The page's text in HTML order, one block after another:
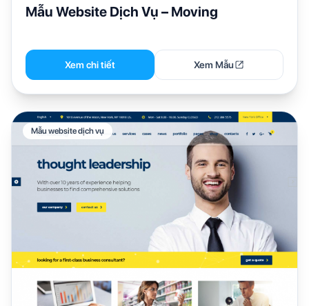
Mẫu Website Dịch Vụ – Moving
Xem chi tiết Xem Mẫu
Mẫu website dịch vụ